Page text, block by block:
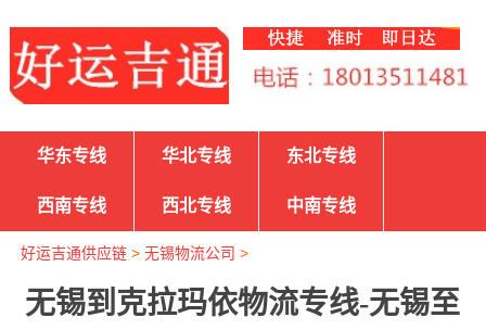
华东专线 华北专线 东北专线
西南专线 西北专线 中南专线
好运吉通供应链> 无锡物流公司 >
无锡到克拉玛依物流专线-无锡至